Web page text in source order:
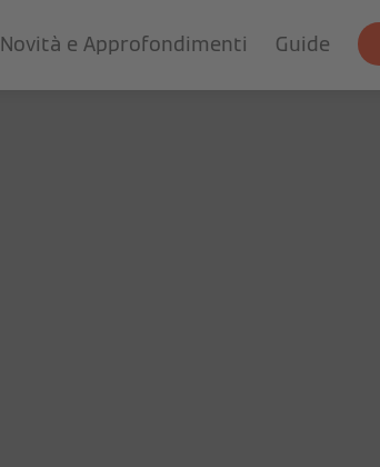
Novità e Approfondimenti Guide